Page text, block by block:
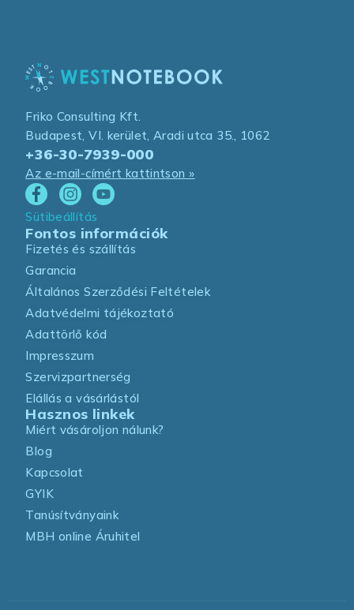
Friko Consulting Kft.
Budapest, VI. kerület, Aradi utca 35., 1062
+36-30-7939-000
Az e-mail-címért kattintson »
Sütibeállítás
Fontos információk
Fizetés és szállítás
Garancia
Általános Szerződési Feltételek
Adatvédelmi tájékoztató
Adattörlő kód
Impresszum
Szervizpartnerség
Elállás a vásárlástól
Hasznos linkek
Miért vásároljon nálunk?
Blog
Kapcsolat
GYIK
Tanúsítványaink
MBH online Áruhitel